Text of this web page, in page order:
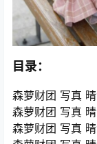
目录：
森萝财团 写真
森萝财团 写真
森萝财团 写真